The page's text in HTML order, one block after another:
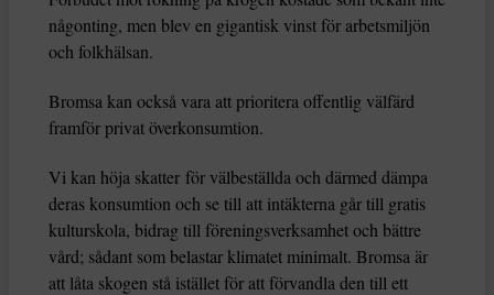
någonting, men blev en gigantisk vinst för arbetsmiljön
och folkhälsan.
Bromsa kan också vara att prioritera offentlig välfärd
framför privat överkonsumtion.
Vi kan höja skatter för välbeställda och därmed dämpa
deras konsumtion och se till att intäkterna går till gratis
kulturskola, bidrag till föreningsverksamhet och bättre
vård; sådant som belastar klimatet minimalt. Bromsa är
att låta skogen stå istället för att förvandla den till ett